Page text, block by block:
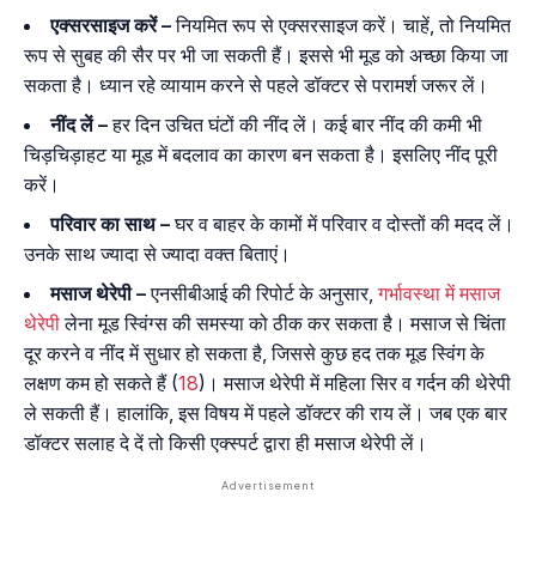
एक्सरसाइज करें –नियमित रूप से एक्सरसाइज करें। चाहें, तो नियमित
रूप से सुबह की सैर पर भी जा सकती हैं। इससे भी मूड को अच्छा किया जा
सकता है। ध्यान रहे व्यायाम करने से पहले डॉक्टर से परामर्श जरूर लें।
नींद लें –हर दिन उचित घंटों की नींद लें। कई बार नींद की कमी भी
चिड़चिड़ाहट या मूड में बदलाव का कारण बन सकता है। इसलिए नींद पूरी
करें।
परिवार का साथ –घर व बाहर के कामों में परिवार व दोस्तों की मदद लें।
उनके साथ ज्यादा से ज्यादा वक्त बिताएं।
मसाज थेरेपी –एनसीबीआई की रिपोर्ट के अनुसार,गर्भावस्था में मसाज
थेरेपीलेना मूड स्विंग्स की समस्या को ठीक कर सकता है। मसाज से चिंता
दूर करने व नींद में सुधार हो सकता है, जिससे कुछ हद तक मूड स्विंग के
लक्षण कम हो सकते हैं (18)। मसाज थेरेपी में महिला सिर व गर्दन की थेरेपी
ले सकती हैं। हालांकि, इस विषय में पहले डॉक्टर की राय लें। जब एक बार
डॉक्टर सलाह दे दें तो किसी एक्स्पर्ट द्वारा ही मसाज थेरेपी लें।